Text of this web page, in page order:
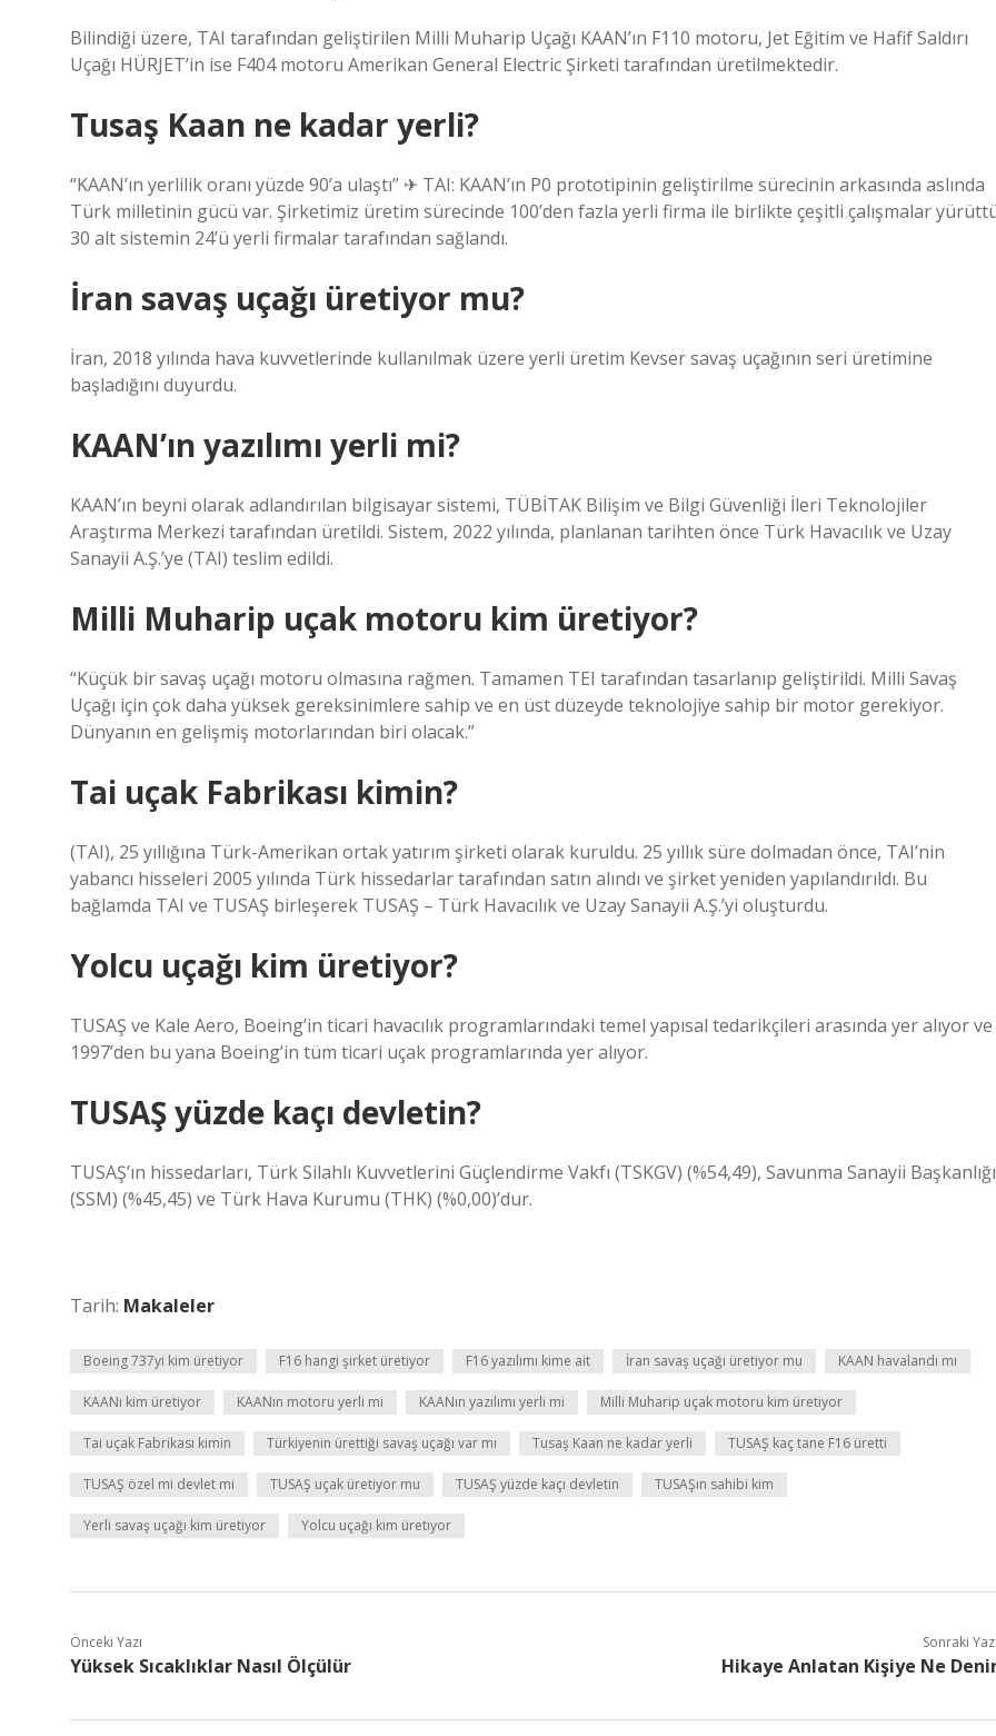
Bilindiği üzere, TAI tarafından geliştirilen Milli Muharip Uçağı KAAN’ın F110 motoru, Jet Eğitim ve Hafif Saldırı
Uçağı HÜRJET’in ise F404 motoru Amerikan General Electric Şirketi tarafından üretilmektedir.
Tusaş Kaan ne kadar yerli?
“KAAN’ın yerlilik oranı yüzde 90’a ulaştı” ✈ TAI: KAAN’ın P0 prototipinin geliştirilme sürecinin arkasında aslında
Türk milletinin gücü var. Şirketimiz üretim sürecinde 100’den fazla yerli firma ile birlikte çeşitli çalışmalar
30 alt sistemin 24’ü yerli firmalar tarafından sağlandı.
İran savaş uçağı üretiyor mu?
İran, 2018 yılında hava kuvvetlerinde kullanılmak üzere yerli üretim Kevser savaş uçağının seri üretimine
başladığını duyurdu.
KAAN’ın yazılımı yerli mi?
KAAN’ın beyni olarak adlandırılan bilgisayar sistemi, TÜBİTAK Bilişim ve Bilgi Güvenliği İleri Teknolojiler
Araştırma Merkezi tarafından üretildi. Sistem, 2022 yılında, planlanan tarihten önce Türk Havacılık ve Uzay
Sanayii A.Ş.’ye (TAI) teslim edildi.
Milli Muharip uçak motoru kim üretiyor?
“Küçük bir savaş uçağı motoru olmasına rağmen. Tamamen TEI tarafından tasarlanıp geliştirildi. Milli Savaş
Uçağı için çok daha yüksek gereksinimlere sahip ve en üst düzeyde teknolojiye sahip bir motor gerekiyor.
Dünyanın en gelişmiş motorlarından biri olacak.”
Tai uçak Fabrikası kimin?
(TAI), 25 yıllığına Türk-Amerikan ortak yatırım şirketi olarak kuruldu. 25 yıllık süre dolmadan önce, TAI’nin
yabancı hisseleri 2005 yılında Türk hissedarlar tarafından satın alındı ​​ve şirket yeniden yapılandırıldı. Bu
bağlamda TAI ve TUSAŞ birleşerek TUSAŞ – Türk Havacılık ve Uzay Sanayii A.Ş.’yi oluşturdu.
Yolcu uçağı kim üretiyor?
TUSAŞ ve Kale Aero, Boeing’in ticari havacılık programlarındaki temel yapısal tedarikçileri arasında yer alıyor ve
1997’den bu yana Boeing’in tüm ticari uçak programlarında yer alıyor.
TUSAŞ yüzde kaçı devletin?
TUSAŞ’ın hissedarları, Türk Silahlı Kuvvetlerini Güçlendirme Vakfı (TSKGV) (%54,49), Savunma Sanayii Başkanlığı
(SSM) (%45,45) ve Türk Hava Kurumu (THK) (%0,00)’dur.
Tarih: Makaleler
Boeing 737yi kim üretiyor F16 hangi şirket üretiyor F16 yazılımı kime ait İran savaş uçağı üretiyor mu KAAN havalandı mı
KAANı kim üretiyor KAANın motoru yerli mi KAANın yazılımı yerli mi Milli Muharip uçak motoru kim üretiyor
Tai uçak Fabrikası kimin Türkiyenin ürettiği savaş uçağı var mı Tusaş Kaan ne kadar yerli TUSAŞ kaç tane F16 üretti
TUSAŞ özel mi devlet mi TUSAŞ uçak üretiyor mu TUSAŞ yüzde kaçı devletin TUSAŞın sahibi kim
Yerli savaş uçağı kim üretiyor Yolcu uçağı kim üretiyor
Önceki Yazı
Yüksek Sıcaklıklar Nasıl Ölçülür
Sonraki
Hikaye Anlatan Kişiye Ne